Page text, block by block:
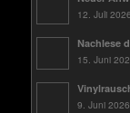
12. Juli
Nachlese
15. Juni
9. Juni